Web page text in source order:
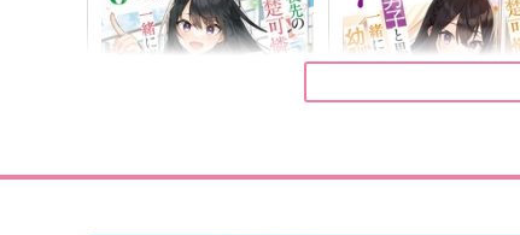
小宮×トガシ 宇髄弟×宇髄天元